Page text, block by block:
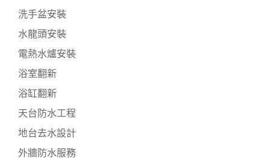
洗手盆安裝
水龍頭安裝
電熱水爐安裝
浴室翻新
浴缸翻新
天台防水工程
地台去水設計
外牆防水服務